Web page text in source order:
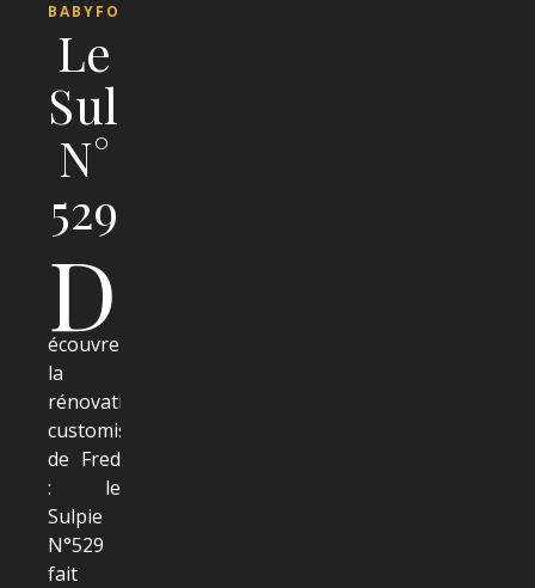
BABYFOOTS
Le
Sulpie
N°
529
D
écouvrez
la
rénovation-
customisation
de Fred
: le
Sulpie
N°529
fait